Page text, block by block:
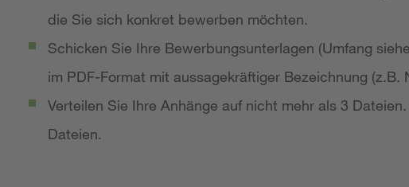
die Sie sich konkret bewerben möchten.
Schicken Sie Ihre Bewerbungsunterlagen (Umfang
im PDF-Format mit aussagekräftiger Bezeichnung (z.B.
Verteilen Sie Ihre Anhänge auf nicht mehr als 3
Dateien.